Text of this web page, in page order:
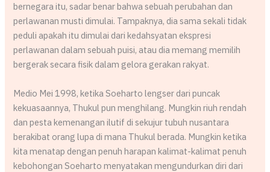
bernegara itu, sadar benar bahwa sebuah perubahan dan
perlawanan musti dimulai. Tampaknya, dia sama sekali tidak
peduli apakah itu dimulai dari kedahsyatan ekspresi
perlawanan dalam sebuah puisi, atau dia memang memilih
bergerak secara fisik dalam gelora gerakan rakyat.
Medio Mei 1998, ketika Soeharto lengser dari puncak
kekuasaannya, Thukul pun menghilang. Mungkin riuh rendah
dan pesta kemenangan ilutif di sekujur tubuh nusantara
berakibat orang lupa di mana Thukul berada. Mungkin ketika
kita menatap dengan penuh harapan kalimat-kalimat penuh
kebohongan Soeharto menyatakan mengundurkan diri dari